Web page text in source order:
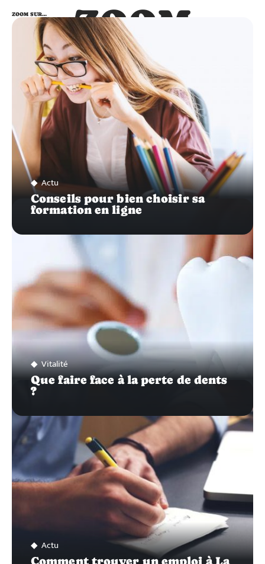
ZOOM
SUR…
ZOOM SUR…
Actu
Conseils pour bien choisir sa
formation en ligne
Vitalité
Que faire face à la perte de dents
?
Actu
Comment trouver un emploi à La